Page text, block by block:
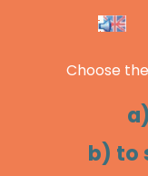
Choose
b) to